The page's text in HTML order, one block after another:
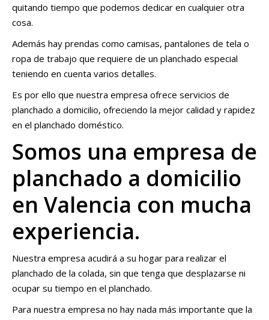
quitando tiempo que podemos dedicar en cualquier otra
cosa.
Además hay prendas como camisas, pantalones de tela o
ropa de trabajo que requiere de un planchado especial
teniendo en cuenta varios detalles.
Es por ello que nuestra empresa ofrece servicios de
planchado a domicilio, ofreciendo la mejor calidad y rapidez
en el planchado doméstico.
Somos una empresa de
planchado a domicilio
en Valencia con mucha
experiencia.
Nuestra empresa acudirá a su hogar para realizar el
planchado de la colada, sin que tenga que desplazarse ni
ocupar su tiempo en el planchado.
Para nuestra empresa no hay nada más importante que la